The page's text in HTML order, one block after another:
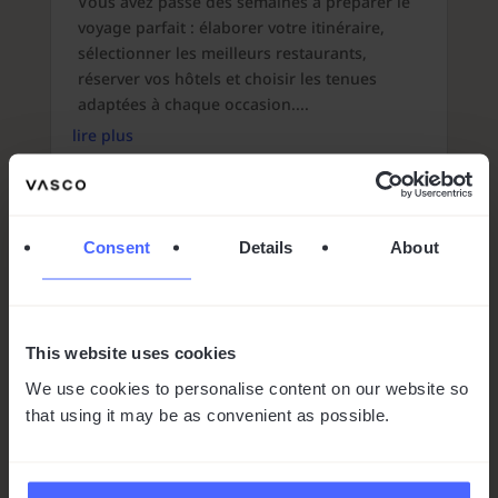
Consent Details About
This website uses cookies
We use cookies to personalise content on our website so
that using it may be as convenient as possible.
voyage parfait : élaborer votre itinéraire,
sélectionner les meilleurs restaurants,
réserver vos hôtels et choisir les tenues
adaptées à chaque occasion....
lire plus